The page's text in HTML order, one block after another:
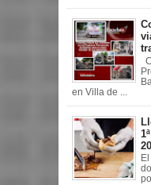
en Villa de ...